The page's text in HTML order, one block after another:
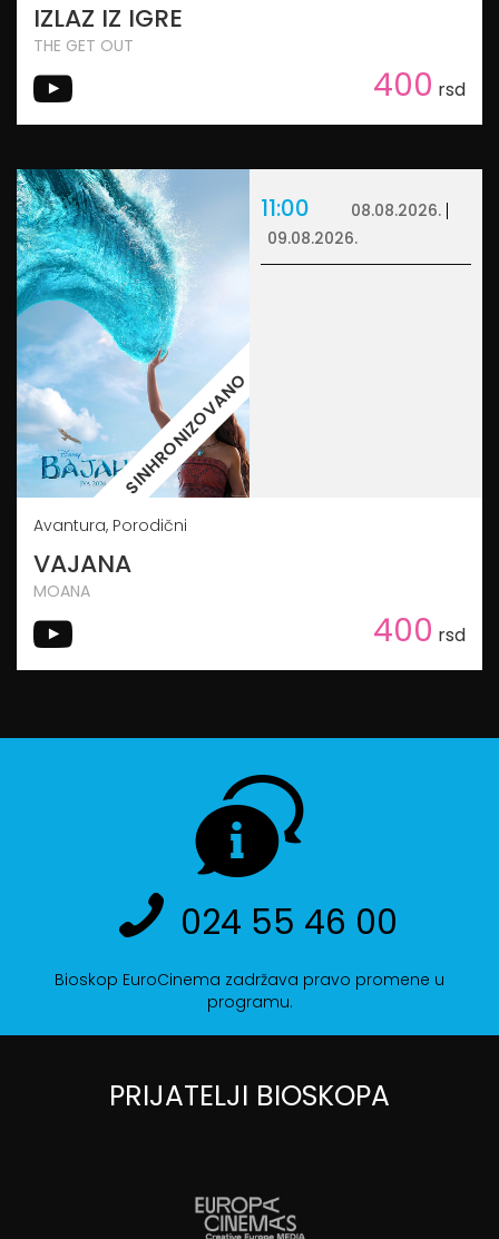
IZLAZ IZ IGRE
THE GET OUT
400 rsd
11:00
08.08.2026.
09.08.2026.
SINHRONIZOVANO
Avantura, Porodični
VAJANA
MOANA
400 rsd
024 55 46 00
Bioskop EuroCinema zadržava pravo promene u
programu.
PRIJATELJI BIOSKOPA